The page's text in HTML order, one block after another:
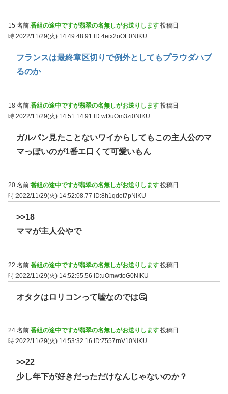
15 名前:番組の途中ですが翡翠の名無しがお送りします 投稿日
時:2022/11/29(火) 14:49:48.91
ID:4eix2oOE0NIKU
フランスは最終章区切りで例外としてもプラウダハブ
るのか
18 名前:番組の途中ですが翡翠の名無しがお送りします 投稿日
時:2022/11/29(火) 14:51:14.91 ID:wDuOm3zi0NIKU
ガルパン見たことないワイからしてもこの主人公のマ
マっぽいのが1番エ口くて可愛いもん
20 名前:番組の途中ですが翡翠の名無しがお送りします 投稿日
時:2022/11/29(火) 14:52:08.77
ID:8h1qdet7pNIKU
>>18
ママが主人公やで
22 名前:番組の途中ですが翡翠の名無しがお送りします 投稿日
時:2022/11/29(火) 14:52:55.56 ID:uOmwttoG0NIKU
オタクはロリコンって嘘なのでは🤔
24 名前:番組の途中ですが翡翠の名無しがお送りします 投稿日
時:2022/11/29(火) 14:53:32.16
ID:Z557rnV10NIKU
>>22
少し年下が好きだっただけなんじゃないのか？